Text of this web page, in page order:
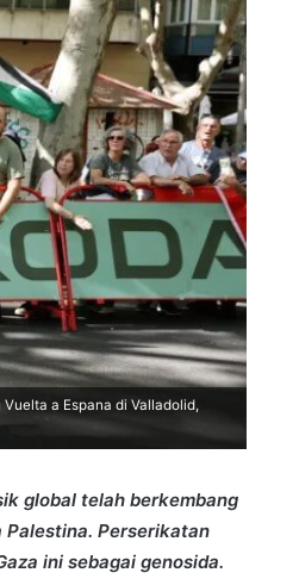
a Espana di Valladolid,
global telah berkembang
Perserikatan
ini sebagai genosida.